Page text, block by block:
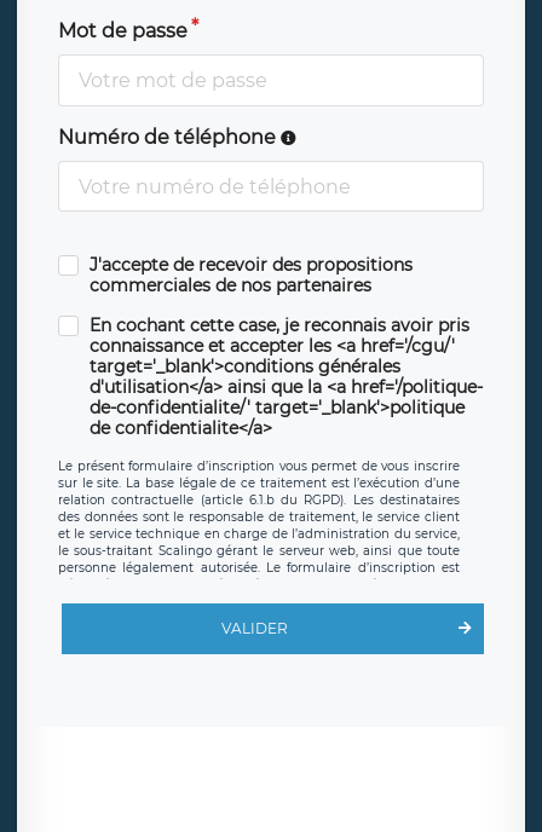
Mot de passe
Numéro de téléphone
J'accepte de recevoir des propositions
commerciales de nos partenaires
En cochant cette case, je reconnais avoir pris
connaissance et accepter les <a href='/cgu/'
target='_blank'>conditions générales
d'utilisation</a> ainsi que la <a href='/politique-
de-confidentialite/' target='_blank'>politique
de confidentialite</a>
Le présent formulaire d’inscription vous permet de vous inscrire
sur le site. La base légale de ce traitement est l’exécution d’une
relation contractuelle (article 6.1.b du RGPD). Les destinataires
des données sont le responsable de traitement, le service client
et le service technique en charge de l’administration du service,
le sous-traitant Scalingo gérant le serveur web, ainsi que toute
personne légalement autorisée. Le formulaire d’inscription est
offrant desclauses de protection conformes au RGPD. Les
en sollicite la suppression, étant entendu que vous pouvez
demander la suppression de vos données et retirer votre
VALIDER